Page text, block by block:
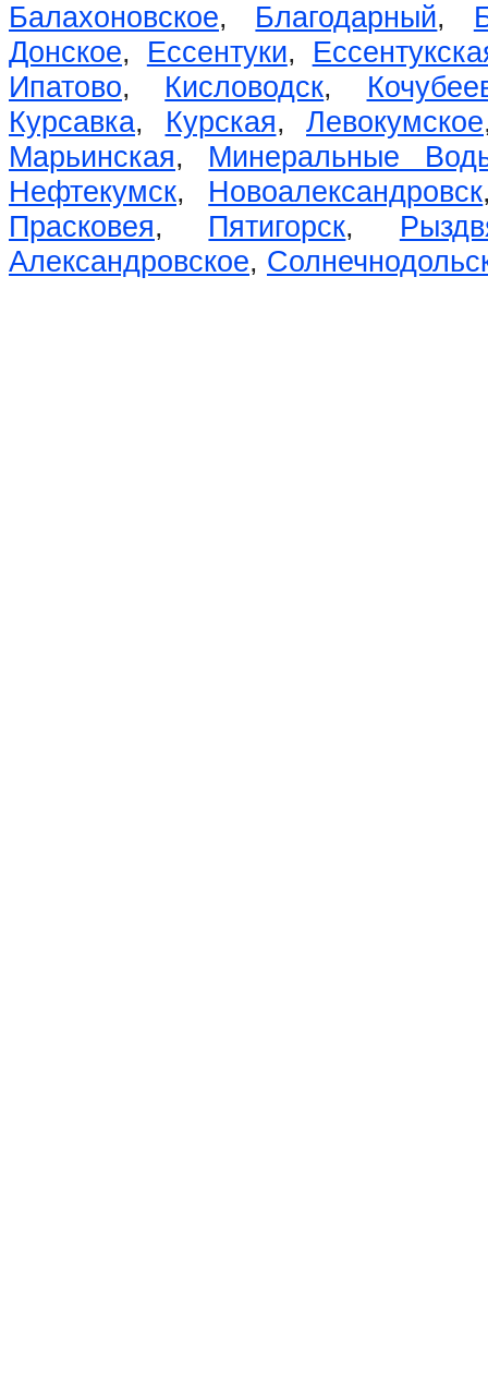
Балахоновское, Благодарный,
Донское, Ессентуки,
Ипатово, Кисловодск,
Курсавка, Курская, Левокумское
Марьинская, Минеральные
Нефтекумск, Новоалександровск
Прасковея, Пятигорск,
Александровское,